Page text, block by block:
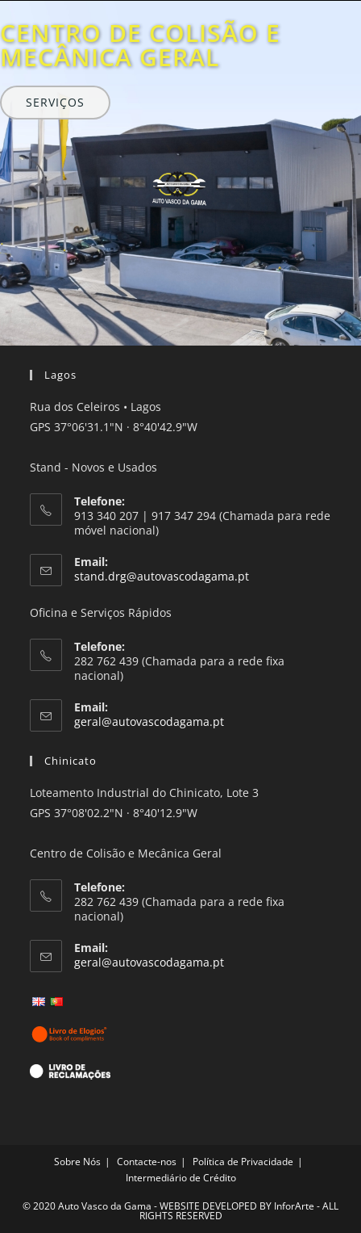
CENTRO DE COLISÃO E
MECÂNICA GERAL
SERVIÇOS
Lagos
Rua dos Celeiros • Lagos
GPS 37°06'31.1"N · 8°40'42.9"W
Stand - Novos e Usados
Telefone:
913 340 207 | 917 347 294 (Chamada para rede
móvel nacional)
Email:
stand.drg@autovascodagama.pt
Oficina e Serviços Rápidos
Telefone:
282 762 439 (Chamada para a rede fixa
nacional)
Email:
geral@autovascodagama.pt
Chinicato
Loteamento Industrial do Chinicato, Lote 3
GPS 37°08'02.2"N · 8°40'12.9"W
Centro de Colisão e Mecânica Geral
Telefone:
282 762 439 (Chamada para a rede fixa
nacional)
Email:
geral@autovascodagama.pt
Sobre Nós Contacte-nos
Política de Privacidade
Intermediário de Crédito
© 2020 Auto Vasco da Gama - WEBSITE DEVELOPED BY InforArte - ALL
RIGHTS RESERVED